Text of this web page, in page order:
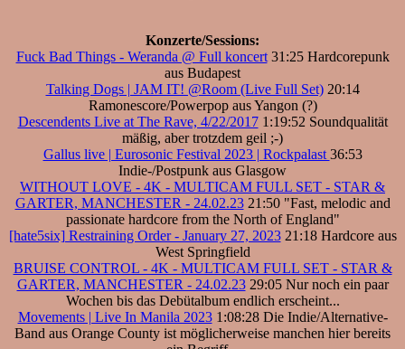
Konzerte/Sessions:
Fuck Bad Things - Weranda @ Full koncert31:25 Hardcorepunk
aus Budapest
Talking Dogs | JAM IT! @Room (Live Full Set)20:14
Ramonescore/Powerpop aus Yangon (?)
Descendents Live at The Rave, 4/22/20171:19:52 Soundqualität
mäßig, aber trotzdem geil ;-)
Gallus live | Eurosonic Festival 2023 | Rockpalast 36:53
Indie-/Postpunk aus Glasgow
WITHOUT LOVE - 4K - MULTICAM FULL SET - STAR &
GARTER, MANCHESTER - 24.02.2321:50 "Fast, melodic and
passionate hardcore from the North of England"
[hate5six] Restraining Order - January 27, 202321:18 Hardcore aus
West Springfield
BRUISE CONTROL - 4K - MULTICAM FULL SET - STAR &
GARTER, MANCHESTER - 24.02.2329:05 Nur noch ein paar
Wochen bis das Debütalbum endlich erscheint...
Movements | Live In Manila 20231:08:28 Die Indie/Alternative-
Band aus Orange County ist möglicherweise manchen hier bereits